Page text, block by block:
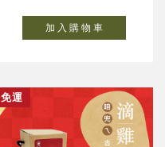
加 入 購 物 車
免運